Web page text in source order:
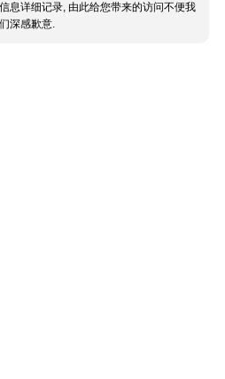
息详细记录, 由此给您带来的访问不便我
们深感歉意.